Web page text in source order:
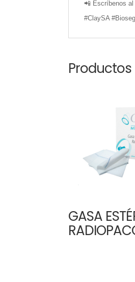
📲 Escríbenos
#ClaySA
GASA